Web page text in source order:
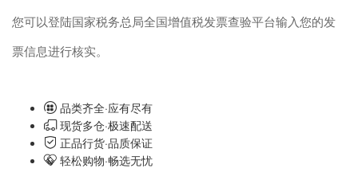
您可以登陆国家税务总局全国增值税发票查验平台输入您的发
票信息进行核实。
品类齐全·应有尽有
现货多仓·极速配送
正品行货·品质保证
轻松购物·畅选无忧